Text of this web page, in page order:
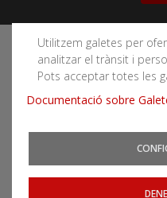
Utilitzem galetes per
analitzar el trànsit i
Pots acceptar totes les
Documentació sobre
Follow the
You can